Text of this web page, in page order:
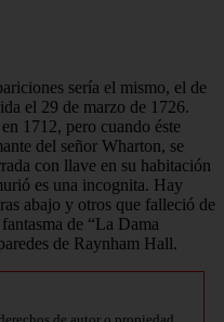
sería el mismo, el de
el 29 de marzo de 1726.
1712, pero cuando éste
del señor Wharton, se
con llave en su habitación
es una incognita. Hay
abajo y otros que falleció de
de “La Dama
de Raynham Hall.